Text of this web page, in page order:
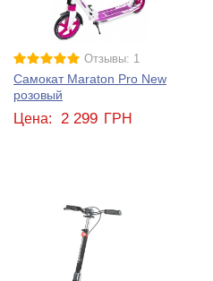
Отзывы: 1
Самокат Maraton Pro New
розовый
Цена: 2 299 ГРН